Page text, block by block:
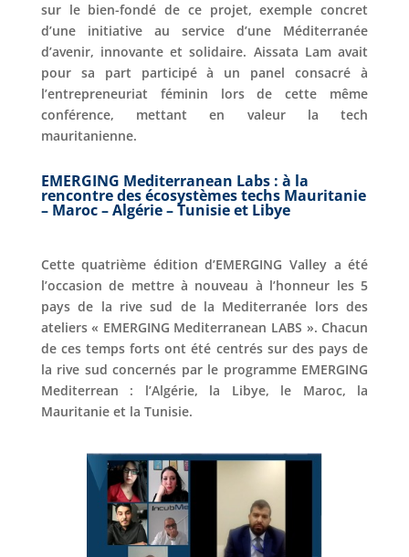
sur le bien-fondé de ce projet, exemple concret
d’une initiative au service d’une Méditerranée
d’avenir, innovante et solidaire. Aissata Lam avait
pour sa part participé à un panel consacré à
l’entrepreneuriat féminin lors de cette même
conférence, mettant en valeur la tech
mauritanienne.
EMERGING Mediterranean Labs : à la
rencontre des écosystèmes techs Mauritanie
– Maroc – Algérie – Tunisie et Libye
Cette quatrième édition d’EMERGING Valley a été
l’occasion de mettre à nouveau à l’honneur les 5
pays de la rive sud de la Mediterranée lors des
ateliers « EMERGING Mediterranean LABS ». Chacun
de ces temps forts ont été centrés sur des pays de
la rive sud concernés par le programme EMERGING
Mediterrean : l’Algérie, la Libye, le Maroc, la
Mauritanie et la Tunisie.